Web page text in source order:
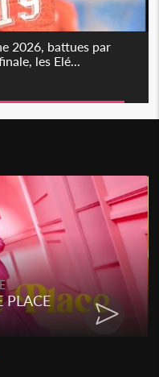
2026, battues par
les Elé...
PLACE